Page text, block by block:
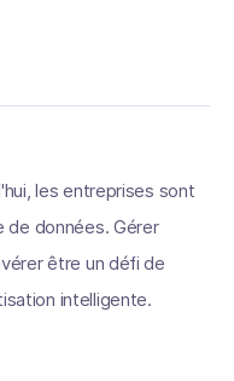
les entreprises sont
de données. Gérer
être un défi de
intelligente.